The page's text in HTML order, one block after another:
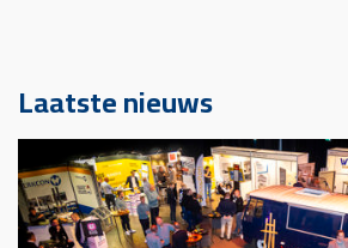
Laatste nieuws